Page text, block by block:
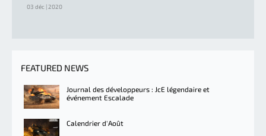
03 déc | 2020
FEATURED NEWS
Journal des développeurs : JcE légendaire et
événement Escalade
Calendrier d'Août